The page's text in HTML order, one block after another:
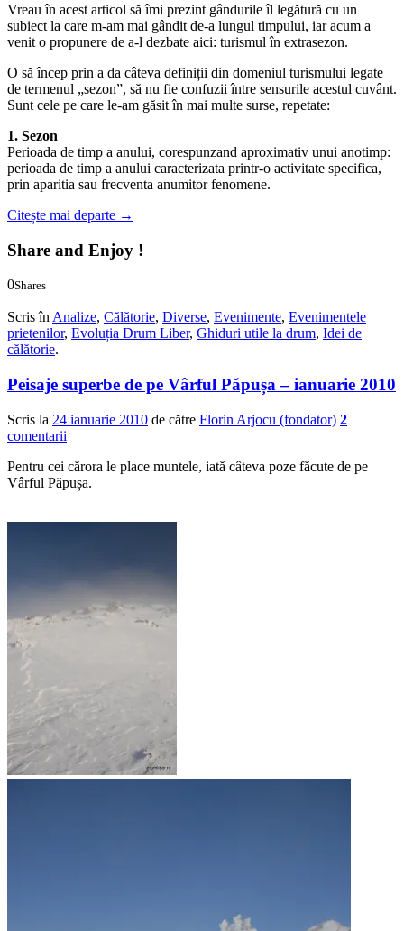
Vreau în acest articol să îmi prezint gândurile îl legătură cu un
subiect la care m-am mai gândit de-a lungul timpului, iar acum a
venit o propunere de a-l dezbate aici: turismul în extrasezon.
O să încep prin a da câteva definiții din domeniul turismului legate
de termenul „sezon”, să nu fie confuzii între sensurile acestul cuvânt.
Sunt cele pe care le-am găsit în mai multe surse, repetate:
1. Sezon
Perioada de timp a anului, corespunzand aproximativ unui anotimp:
perioada de timp a anului caracterizata printr-o activitate specifica,
prin aparitia sau frecventa anumitor fenomene.
Citește mai departe →
Share and Enjoy !
0Shares
Scris în Analize, Călătorie, Diverse, Evenimente, Evenimentele
prietenilor, Evoluția Drum Liber, Ghiduri utile la drum, Idei de
călătorie.
Peisaje superbe de pe Vârful Păpușa – ianuarie 2010
Scris la 24 ianuarie 2010 de către Florin Arjocu (fondator) 2
comentarii
Pentru cei cărora le place muntele, iată câteva poze făcute de pe
Vârful Păpușa.